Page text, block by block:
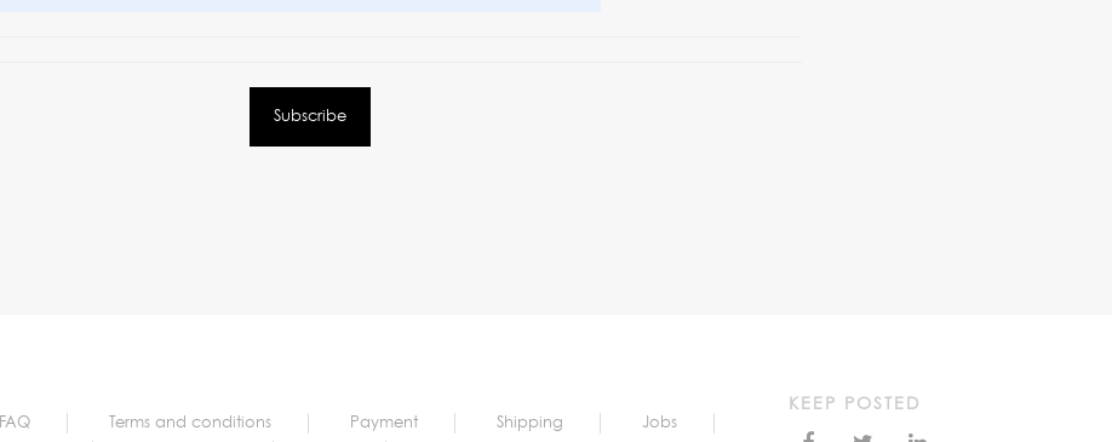
FAQ Terms and conditions Payment Shipping
Jobs
KEEP POSTED